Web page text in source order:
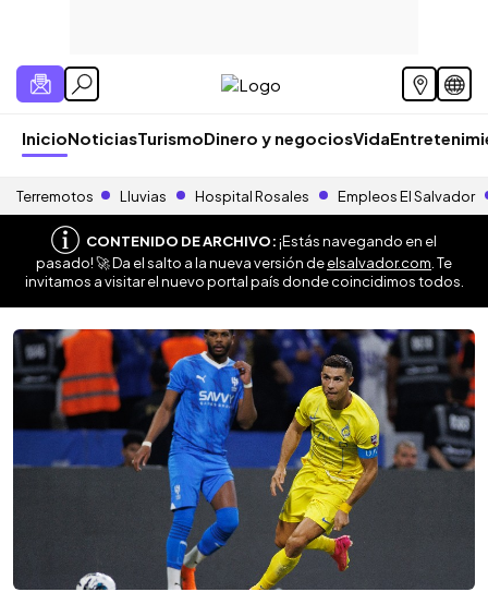
InicioNoticiasTurismoDinero y negociosVida
Terremotos Lluvias Hospital Rosales Empleos El Salvador
CONTENIDO DE ARCHIVO:¡Estás navegando en el
pasado! 🚀 Da el salto a la nueva versión deelsalvador.com . Te
invitamos a visitar el nuevo portal país donde coincidimos todos.